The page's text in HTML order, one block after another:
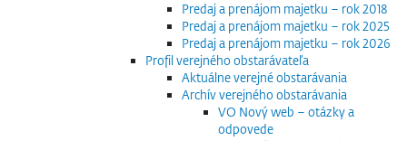
Predaj a prenájom majetku – rok 2018
Predaj a prenájom majetku – rok 2025
Predaj a prenájom majetku – rok 2026
Profil verejného obstarávateľa
Aktuálne verejné obstarávania
Archív verejného obstarávania
VO Nový web – otázky a
odpovede